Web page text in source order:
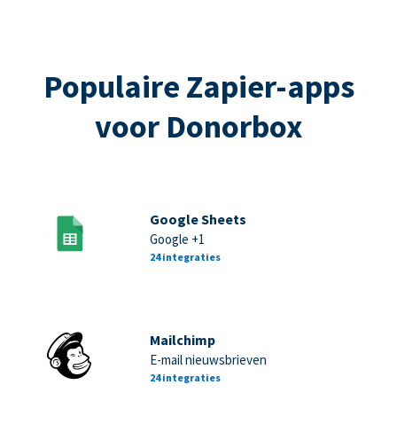
Populaire Zapier-apps
voor Donorbox
Google Sheets
Google +1
24 integraties
Mailchimp
E-mail nieuwsbrieven
24 integraties